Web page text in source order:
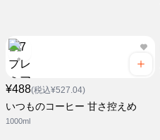
¥488(税込¥527.04)
いつものコーヒー 甘さ控えめ
1000ml